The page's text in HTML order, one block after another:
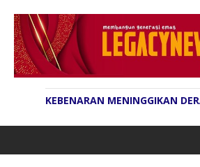
KEBENARAN MENINGGIKAN